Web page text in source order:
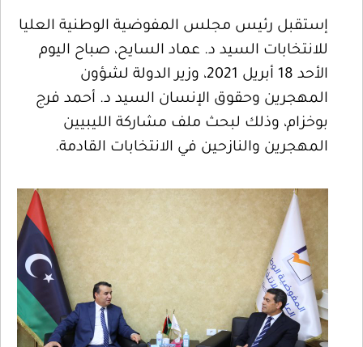
إستقبل رئيس مجلس المفوضية الوطنية العليا
للانتخابات السيد د. عماد السايح، صباح اليوم
الأحد 18 أبريل 2021، وزير الدولة لشؤون
المهجرين وحقوق الإنسان السيد د. أحمد فرج
بوخزام، وذلك لبحث ملف مشاركة الليبيين
المهجرين والنازحين في الانتخابات القادمة.